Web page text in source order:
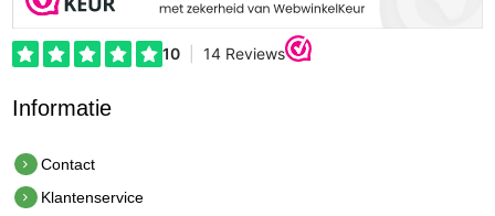
Informatie
Contact
Klantenservice